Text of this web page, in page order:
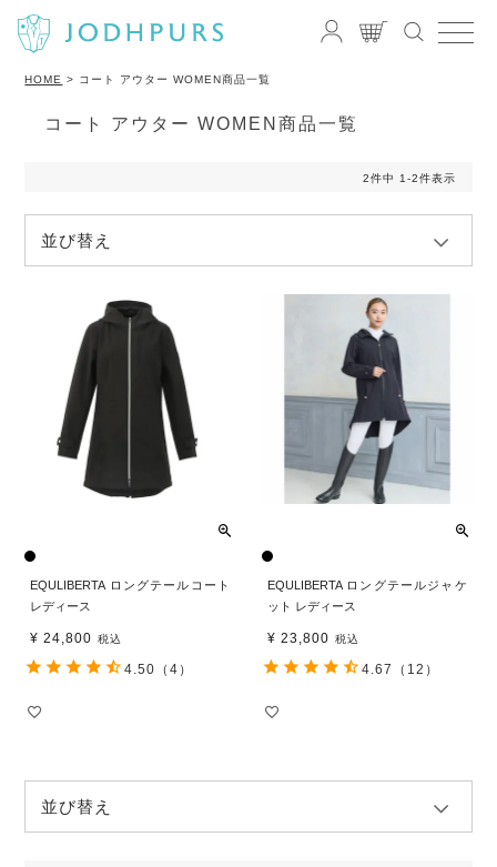
HOME コート アウター WOMEN商品一覧
コート アウター WOMEN商品一覧
並び替え
2件中 1 -2件表示
EQULIBERTA ロングテールコート
レディース
¥ 24,800 税込
4.50 （4）
EQULIBERTA ロングテールジャケ
ット レディース
¥ 23,800 税込
4.67 （12）
並び替え